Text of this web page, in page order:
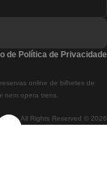
All Rights Reserved © 2026
online de bilhetes de
nem opera trens.
de Política de Privacidade